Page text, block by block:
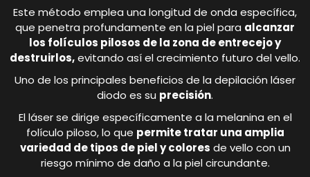
Este método emplea una longitud de onda específica,
que penetra profundamente en la piel para alcanzar
los folículos pilosos de la zona de entrecejo y
destruirlos,evitando así el crecimiento futuro del vello.
Uno de los principales beneficios de la depilación láser
diodo es su precisión.
El láser se dirige específicamente a la melanina en el
folículo piloso, lo que permite tratar una amplia
variedad de tipos de piel y colores de vello con un
riesgo mínimo de daño a la piel circundante.